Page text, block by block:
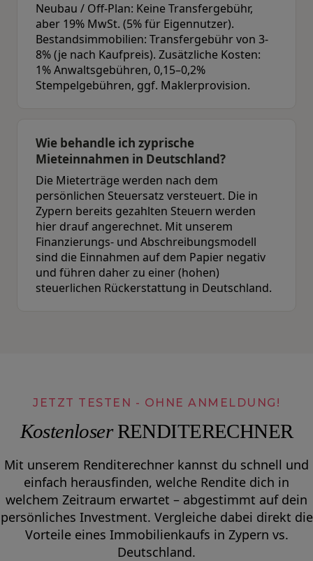
Neubau / Off-Plan: Keine Transfergebühr,
aber 19% MwSt. (5% für Eigennutzer).
Bestandsimmobilien: Transfergebühr von 3-
8% (je nach Kaufpreis). Zusätzliche Kosten:
1% Anwaltsgebühren, 0,15–0,2%
Stempelgebühren, ggf. Maklerprovision.
Wie behandle ich zyprische
Mieteinnahmen in Deutschland?
Die Mieterträge werden nach dem
persönlichen Steuersatz versteuert. Die in
Zypern bereits gezahlten Steuern werden
hier drauf angerechnet. Mit unserem
Finanzierungs- und Abschreibungsmodell
sind die Einnahmen auf dem Papier negativ
und führen daher zu einer (hohen)
steuerlichen Rückerstattung in Deutschland.
JETZT TESTEN - OHNE ANMELDUNG!
KostenloserRENDITERECHNER
Mit unserem Renditerechner kannst du schnell und
einfach herausfinden, welche Rendite dich in
welchem Zeitraum erwartet – abgestimmt auf dein
persönliches Investment. Vergleiche dabei direkt die
Vorteile eines Immobilienkaufs in Zypern vs.
Deutschland.